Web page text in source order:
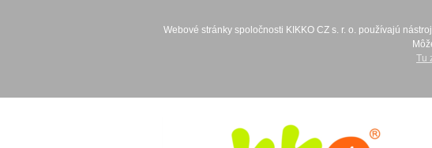
Webové stránky spoločnosti KIKKO CZ s. r. o. používajú
Tu